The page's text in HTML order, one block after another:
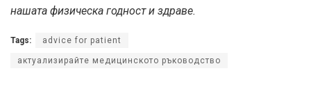
нашата физическа годност и здраве.
Tags: advice for patient
актуализирайте медицинското ръководство